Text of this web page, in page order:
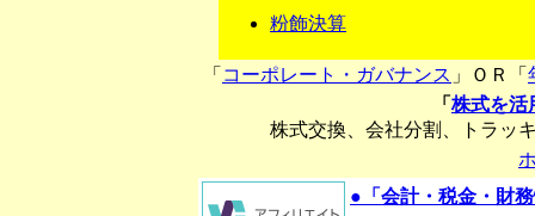
粉飾決算
「 コーポレート・ガバナンス 」ＯＲ「
「 株式を活
株式交換、会社分割、トラッ
●「会計・税金・財